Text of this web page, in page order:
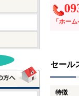
「ホー
セール
特徴